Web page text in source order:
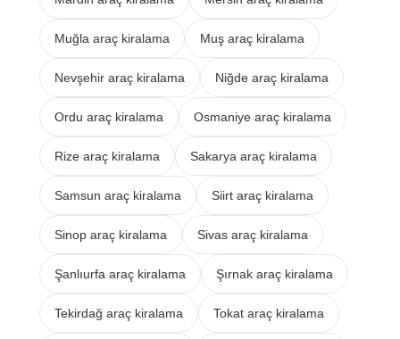
Muğla araç kiralama Muş araç kiralama
Nevşehir araç kiralama Niğde araç kiralama
Ordu araç kiralama Osmaniye araç kiralama
Rize araç kiralama Sakarya araç kiralama
Samsun araç kiralama Siirt araç kiralama
Sinop araç kiralama Sivas araç kiralama
Şanlıurfa araç kiralama Şırnak araç kiralama
Tekirdağ araç kiralama Tokat araç kiralama